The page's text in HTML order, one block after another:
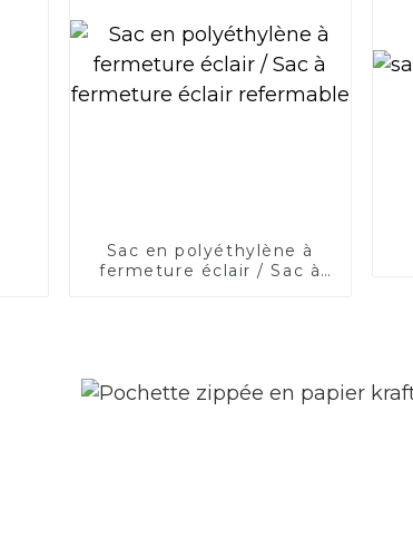
Sac en polyéthylène à
fermeture éclair / Sac à